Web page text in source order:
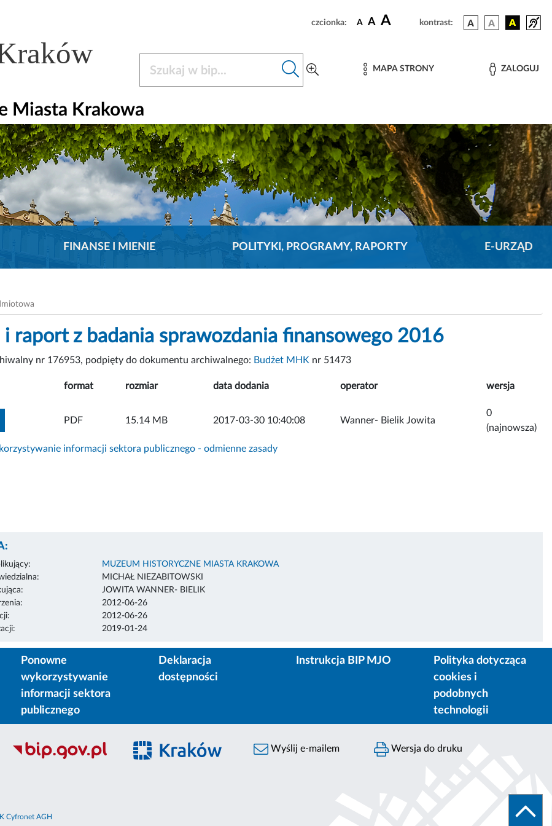
czcionka: A A A kontrast:
MAPA STRONY ZALOGUJ
Miasta Krakowa
FINANSE I MIENIE POLITYKI, PROGRAMY, RAPORTY E-URZĄD
raport z badania sprawozdania finansowego 2016
nr 176953, podpięty do dokumentu archiwalnego: Budżet MHK nr 51473
format rozmiar data dodania operator wersja
ZAŁĄCZNIK
PDF 15.14 MB 2017-03-30 10:40:08 Wanner- Bielik Jowita
0
(najnowsza)
informacji sektora publicznego - odmienne zasady
MUZEUM HISTORYCZNE MIASTA KRAKOWA
MICHAŁ NIEZABITOWSKI
JOWITA WANNER- BIELIK
2012-06-26
2012-06-26
2019-01-24
Ponowne
wykorzystywanie
informacji sektora
publicznego
Deklaracja
dostępności
Instrukcja BIP MJO
Polityka dotycząca
cookies i
podobnych
technologii
Wyślij e-mailem Wersja do druku
Cyfronet AGH